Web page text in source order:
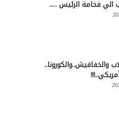
الي فخامة الرئيس ….
والخفافيش..والكورونا..